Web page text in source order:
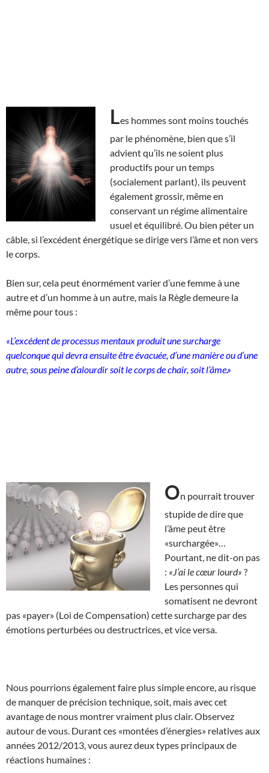
Les hommes sont moins touchés
par le phénomène, bien que s’il
advient qu’ils ne soient plus
productifs pour un temps
(socialement parlant), ils peuvent
également grossir, même en
conservant un régime alimentaire
usuel et équilibré. Ou bien péter un
câble, si l’excédent énergétique se dirige vers l’âme et non vers
le corps.
Bien sur, cela peut énormément varier d’une femme à une
autre et d’un homme à un autre, mais la Règle demeure la
même pour tous :
«L’excédent de processus mentaux produit une surcharge
quelconque qui devra ensuite être évacuée, d’une manière ou d’une
autre, sous peine d’alourdir soit le corps de chair, soit l’âme.»
On pourrait trouver
stupide de dire que
l’âme peut être
«surchargée»…
Pourtant, ne dit-on pas
: «J’ai le cœur lourd» ?
Les personnes qui
somatisent ne devront
pas «payer» (Loi de Compensation) cette surcharge par des
émotions perturbées ou destructrices, et vice versa.
Nous pourrions également faire plus simple encore, au risque
de manquer de précision technique, soit, mais avec cet
avantage de nous montrer vraiment plus clair. Observez
autour de vous. Durant ces «montées d’énergies» relatives aux
années 2012/2013, vous aurez deux types principaux de
réactions humaines :